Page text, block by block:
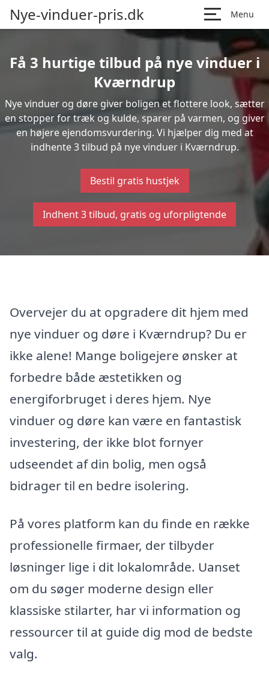
Nye-vinduer-pris.dk Menu
Få 3 hurtige tilbud på nye vinduer i
Kværndrup
Nye vinduer og døre giver boligen et flottere look, sætter
en stopper for træk og kulde, sparer på varmen, og giver
en højere ejendomsvurdering. Vi hjælper dig med at
indhente 3 tilbud på nye vinduer i Kværndrup.
Bestil gratis hustjek
Indhent 3 tilbud, gratis og uforpligtende
Overvejer du at opgradere dit hjem med
nye vinduer og døre i Kværndrup? Du er
ikke alene! Mange boligejere ønsker at
forbedre både æstetikken og
energiforbruget i deres hjem. Nye
vinduer og døre kan være en fantastisk
investering, der ikke blot fornyer
udseendet af din bolig, men også
bidrager til en bedre isolering.
På vores platform kan du finde en række
professionelle firmaer, der tilbyder
løsninger lige i dit lokalområde. Uanset
om du søger moderne design eller
klassiske stilarter, har vi information og
ressourcer til at guide dig mod de bedste
valg.